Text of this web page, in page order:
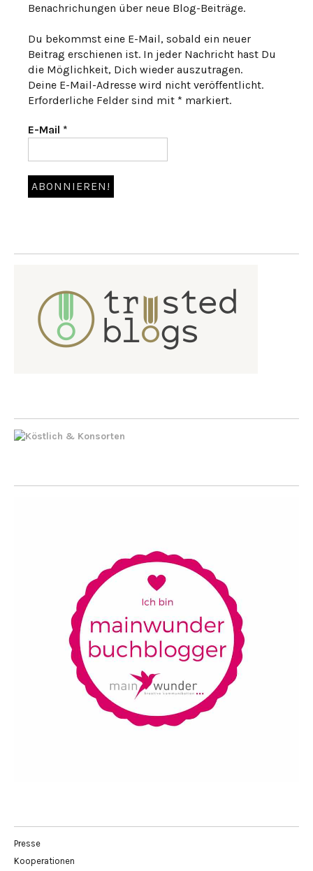
Benachrichungen über neue Blog-Beiträge.
Du bekommst eine E-Mail, sobald ein neuer
Beitrag erschienen ist. In jeder Nachricht hast Du
die Möglichkeit, Dich wieder auszutragen.
Deine E-Mail-Adresse wird nicht veröffentlicht.
Erforderliche Felder sind mit * markiert.
E-Mail *
Presse
Kooperationen